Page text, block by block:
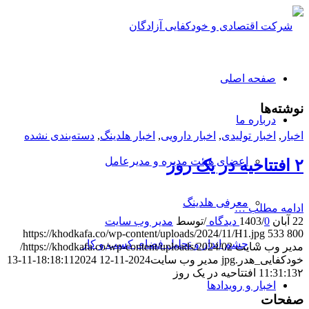
صفحه اصلی
درباره ما
اعضای هیئت مدیره و مدیرعامل
معرفی هلدینگ
چشم انداز و تحلیل فضای کسب و کار
اخبار و رویدادها
نوشته‌ها
اخبار , اخبار تولیدی, اخبار دارویی, اخبار هلدینگ, دسته‌بندی نشده
۲ ‎افتتاحیه در یک روز
ادامه مطلب …
22 آبان 1403
/0 دیدگاه /توسط مدیر وب سایت
https://khodkafa.co/wp-content/uploads/2024/11/H1.jpg 533 800
مدیر وب سایت
https://khodkafa.co/wp-content/uploads/2024/02/
خودکفایی_هدر.jpg
مدیر وب سایت2024-11-12 18:18:11
2024-11-13
11:31:13۲ ‎افتتاحیه در یک روز
صفحات